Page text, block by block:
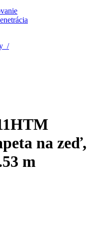
/
na zeď,
m